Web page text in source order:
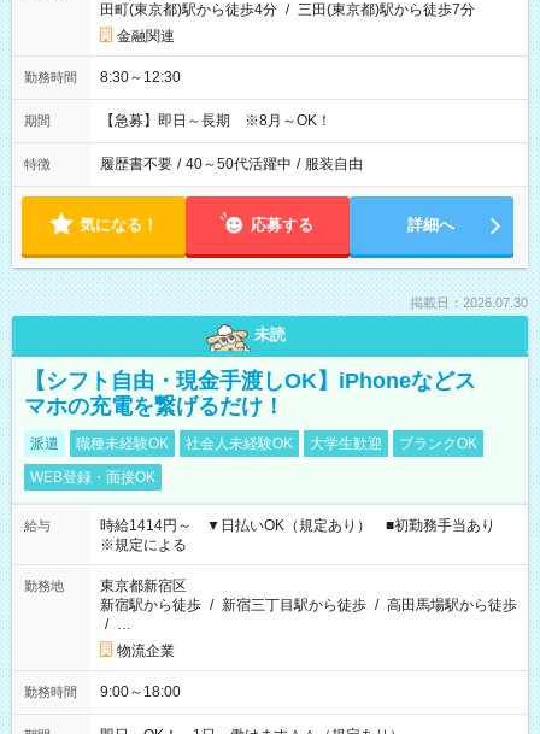
田町(東京都)駅から徒歩4分 / 三田(東京都)駅から徒歩7分
金融関連
勤務時間 8:30～12:30
期間 【急募】即日～長期 ※8月～OK！
特徴 履歴書不要 / 40～50代活躍中 / 服装自由
気になる！ 応募する 詳細へ
掲載日：2026.07.30
未読
【シフト自由・現金手渡しOK】iPhoneなどス
マホの充電を繋げるだけ！
派遣 職種未経験OK 社会人未経験OK 大学生歓迎
ブランクOK
WEB登録・面接OK
給与
時給1414円～ ▼日払いOK（規定あり） ■初勤務手当あり
※規定による
勤務地
東京都新宿区
新宿駅から徒歩 / 新宿三丁目駅から徒歩 / 高田馬場駅から徒歩
/ …
物流企業
勤務時間 9:00～18:00